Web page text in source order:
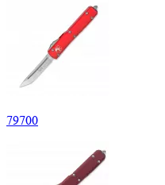
79700